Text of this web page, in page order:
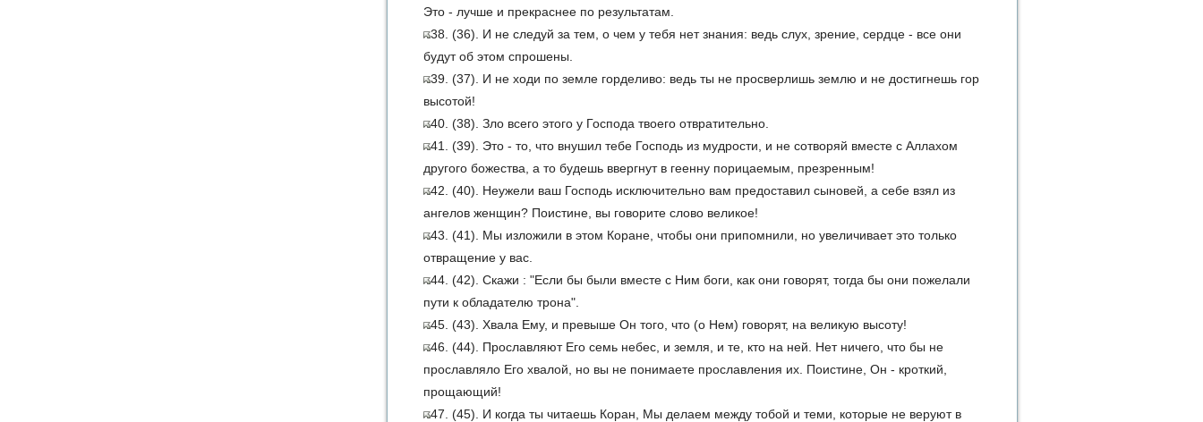
Это - лучше и прекраснее по результатам.
38. (36). И не следуй за тем, о чем у тебя нет знания: ведь слух, зрение, сердце - все они
будут об этом спрошены.
39. (37). И не ходи по земле горделиво: ведь ты не просверлишь землю и не достигнешь гор
высотой!
40. (38). Зло всего этого у Господа твоего отвратительно.
41. (39). Это - то, что внушил тебе Господь из мудрости, и не сотворяй вместе с Аллахом
другого божества, а то будешь ввергнут в геенну порицаемым, презренным!
42. (40). Неужели ваш Господь исключительно вам предоставил сыновей, а себе взял из
ангелов женщин? Поистине, вы говорите слово великое!
43. (41). Мы изложили в этом Коране, чтобы они припомнили, но увеличивает это только
отвращение у вас.
44. (42). Скажи : "Если бы были вместе с Ним боги, как они говорят, тогда бы они пожелали
пути к обладателю трона".
45. (43). Хвала Ему, и превыше Он того, что (о Нем) говорят, на великую высоту!
46. (44). Прославляют Его семь небес, и земля, и те, кто на ней. Нет ничего, что бы не
прославляло Его хвалой, но вы не понимаете прославления их. Поистине, Он - кроткий,
прощающий!
47. (45). И когда ты читаешь Коран, Мы делаем между тобой и теми, которые не веруют в